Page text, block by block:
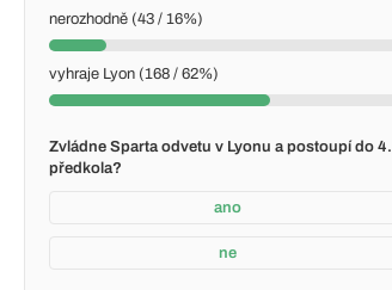
nerozhodně (43 / 16%)
vyhraje Lyon (168 / 62%)
Zvládne Sparta odvetu v Lyonu a postoupí do 4.
předkola?
ano
ne